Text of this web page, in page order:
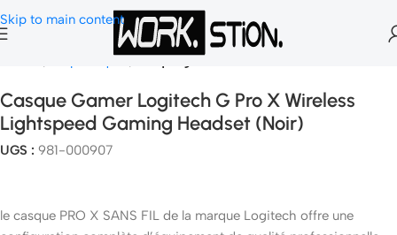
Skip to main content
Peripheriques Casque gamer
Casque Gamer Logitech G Pro X Wireless
Lightspeed Gaming Headset (Noir)
UGS : 981-000907
le casque PRO X SANS FIL de la marque Logitech offre une